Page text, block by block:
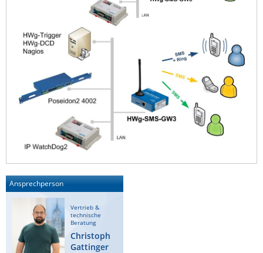
News zu unseren Herstellern
Ansprechperson
Vertrieb &
technische
Beratung
Christoph
Gattinger